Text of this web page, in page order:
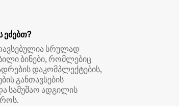
ეძებთ?
სრულად
ბინები, რომლებიც
დაკომპლექტების,
განთავსების
სამუშაო ადგილის